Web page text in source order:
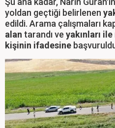
yoldan geçtiği belirlenen
edildi. Arama çalışmaları
alan tarandı ve yakınları
kişinin ifadesine